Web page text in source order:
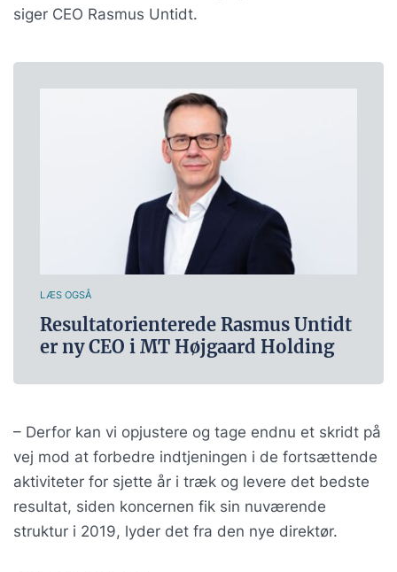
siger CEO Rasmus Untidt.
LÆS OGSÅ
Resultatorienterede Rasmus Untidt
er ny CEO i MT Højgaard Holding
– Derfor kan vi opjustere og tage endnu et skridt på
vej mod at forbedre indtjeningen i de fortsættende
aktiviteter for sjette år i træk og levere det bedste
resultat, siden koncernen fik sin nuværende
struktur i 2019, lyder det fra den nye direktør.